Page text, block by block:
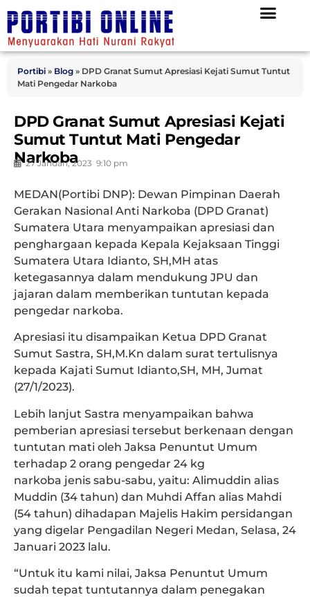
Portibi » Blog » DPD Granat Sumut Apresiasi Kejati Sumut Tuntut
Mati Pengedar Narkoba
DPD Granat Sumut Apresiasi Kejati
Sumut Tuntut Mati Pengedar
Narkoba
27 Januari, 2023 9:10 pm
MEDAN(Portibi DNP): Dewan Pimpinan Daerah
Gerakan Nasional Anti Narkoba (DPD Granat)
Sumatera Utara menyampaikan apresiasi dan
penghargaan kepada Kepala Kejaksaan Tinggi
Sumatera Utara Idianto, SH,MH atas
ketegasannya dalam mendukung JPU dan
jajaran dalam memberikan tuntutan kepada
pengedar narkoba.
Apresiasi itu disampaikan Ketua DPD Granat
Sumut Sastra, SH,M.Kn dalam surat tertulisnya
kepada Kajati Sumut Idianto,SH, MH, Jumat
(27/1/2023).
Lebih lanjut Sastra menyampaikan bahwa
pemberian apresiasi tersebut berkenaan dengan
tuntutan mati oleh Jaksa Penuntut Umum
terhadap 2 orang pengedar 24 kg
narkoba jenis sabu-sabu, yaitu: Alimuddin alias
Muddin (34 tahun) dan Muhdi Affan alias Mahdi
(54 tahun) dihadapan Majelis Hakim persidangan
yang digelar Pengadilan Negeri Medan, Selasa, 24
Januari 2023 lalu.
“Untuk itu kami nilai, Jaksa Penuntut Umum
sudah tepat tuntutannya dalam penegakan